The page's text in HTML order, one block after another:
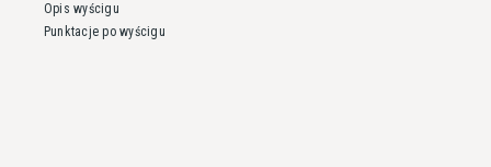
Opis wyścigu
Punktacje po wyścigu